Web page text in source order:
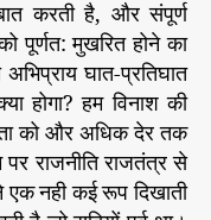
करती है, और संपूर्ण
पूर्णत: मुखरित होने का
घात-प्रतिघात
होगा? हम विनाश की
को और अधिक देर तक
राजनीति राजतंत्र से
नही कई रूप दिखाती